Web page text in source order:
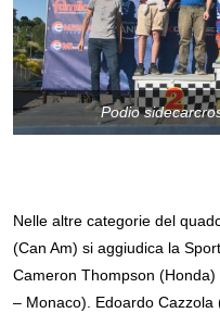
Podio
Nelle altre categorie del
(Can Am) si aggiudica la
Cameron Thompson
– Monaco). Edoardo Cazzola